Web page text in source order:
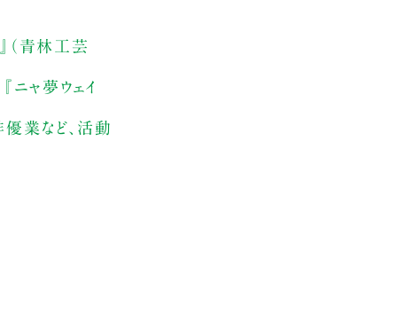
（青林工芸
ニャ夢ウェイ
優業など、活動